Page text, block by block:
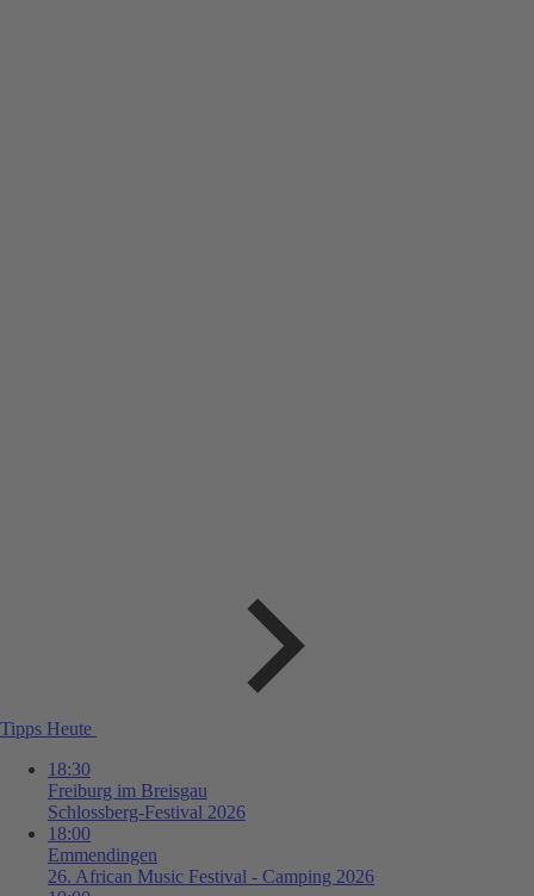
Tipps Heute
18:30
Freiburg im Breisgau
Schlossberg-Festival 2026
18:00
Emmendingen
26. African Music Festival - Camping 2026